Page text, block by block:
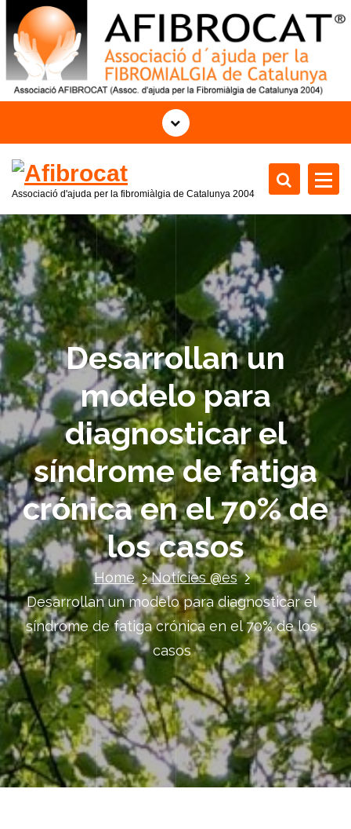
o
n
Associació d'ajuda per la fibromiàlgia de Catalunya 2004
Desarrollan un
modelo para
diagnosticar el
síndrome de fatiga
crónica en el 70% de
los casos
Home
Notícies @es
Desarrollan un modelo para diagnosticar el
síndrome de fatiga crónica en el 70% de los
casos